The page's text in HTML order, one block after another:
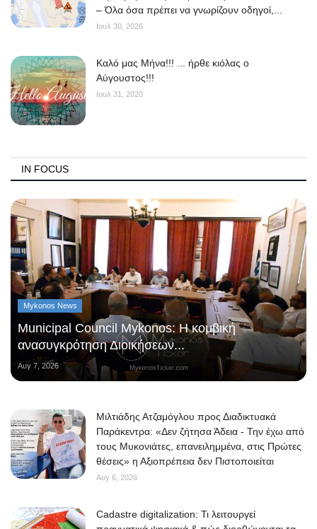
– Όλα όσα πρέπει να γνωρίζουν οδηγοί,...
Ιουλ 30, 2026
Kαλό μας Μήνα!!! ... ήρθε κιόλας ο
Αύγουστος!!!
Ιουλ 31, 2020
IN FOCUS
Mykonos News
Municipal Council Mykonos: Η κομβική
ανασυγκρότηση Διοικήσεων...
Αυγ 7, 2026
Μιλτιάδης Ατζαμόγλου προς Διαδικτυακά
Παράκεντρα: «Δεν ζήτησα Άδεια - Την έχω από
τους Μυκονιάτες, επανειλημμένα, στις Πρώτες
θέσεις» η Αξιοπρέπεια δεν Πιστοποιείται
Αυγ 6, 2026
Cadastre digitalization: Τι λειτουργεί